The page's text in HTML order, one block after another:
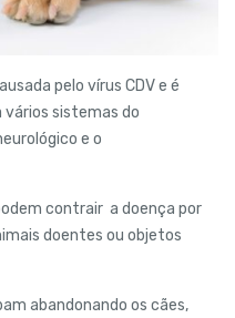
pelo vírus CDV e é
sistemas do
e o
contrair a doença por
doentes ou objetos
abandonando os cães,